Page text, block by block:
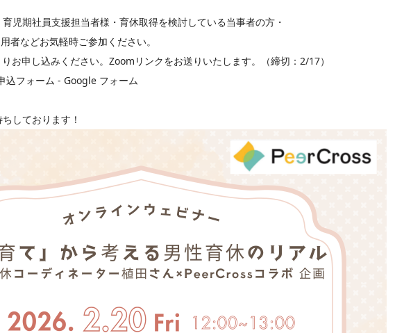
期社員支援担当者様・育休取得を検討している当事者の方・
お気軽時ご参加ください。
お申し込みください。Zoomリンクをお送りいたします。（締切：2/17）
込フォーム - Google フォーム
しております！